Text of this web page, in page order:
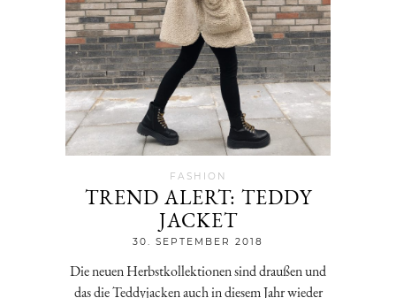
FASHION
TREND ALERT: TEDDY
JACKET
30. SEPTEMBER 2018
Die neuen Herbstkollektionen sind draußen und
das die Teddyjacken auch in diesem Jahr wieder